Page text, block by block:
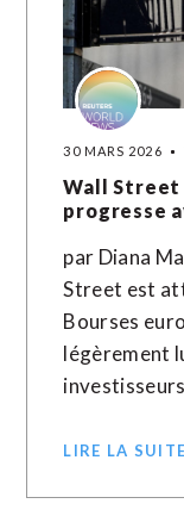
30 MARS 2026
Wall Street
progresse
par Diana
Street est
Bourses
légèrement
LIRE LA